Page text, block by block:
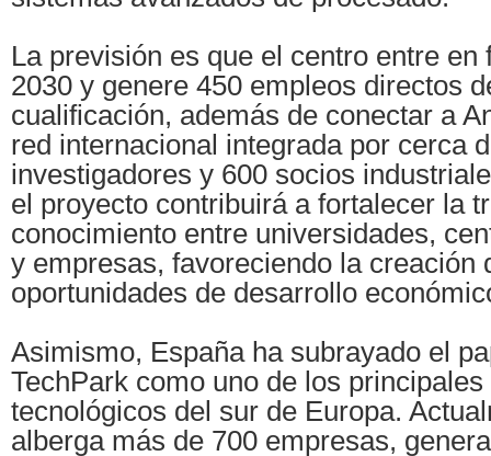
La previsión es que el centro entre en
2030 y genere 450 empleos directos
cualificación, además de conectar a
red internacional integrada por cerca
investigadores y 600 socios
el proyecto contribuirá a fortalecer la
conocimiento entre universidades,
y empresas, favoreciendo la creación
oportunidades de desarrollo
Asimismo, España ha subrayado el
TechPark como uno de los
tecnológicos del sur de Europa.
alberga más de 700 empresas,